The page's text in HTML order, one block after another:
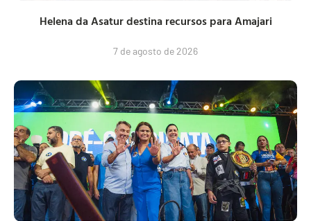
Helena da Asatur destina recursos para Amajari
7 de agosto de 2026